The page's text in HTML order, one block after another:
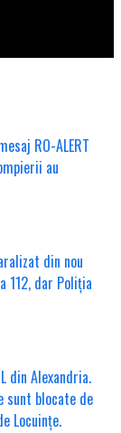
RO-ALERT
au
din nou
112, dar Poliția
din Alexandria.
sunt blocate de
Locuințe.